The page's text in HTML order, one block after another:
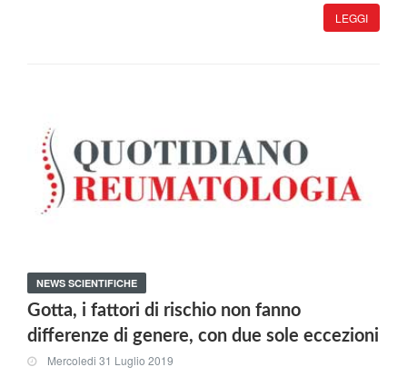
LEGGI
NEWS SCIENTIFICHE
Gotta, i fattori di rischio non fanno
differenze di genere, con due sole eccezioni
Mercoledi 31 Luglio 2019